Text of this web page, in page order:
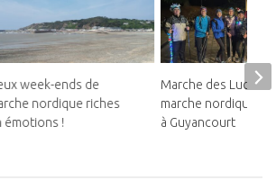
week-ends de
nordique riches
émotions !
Marche des
marche nordique
à Guyancourt